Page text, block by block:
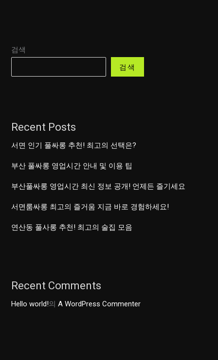
검색
검색
Recent Posts
서면 인기 풀싸롱 추천! 최고의 선택은?
부산 풀싸롱 영업시간 안내 및 이용 팁
부산풀싸롱 영업시간 최신 정보 공개! 언제든 즐기세요
서면룸싸롱 최고의 즐거움 지금 바로 경험하세요!
연산동 풀사롱 추천! 최고의 술집 모음
Recent Comments
Hello world!의A WordPress Commenter